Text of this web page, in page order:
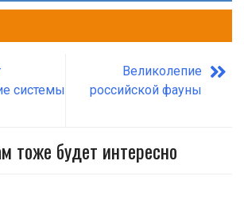
системы
Великолепие
российской фауны
тоже будет интересно